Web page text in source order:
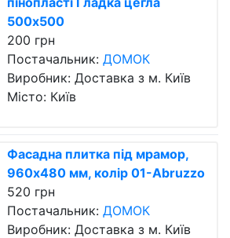
500х500
200 грн
Постачальник: ДОМОК
Виробник: Доставка з м. Київ
Місто: Київ
Фасадна плитка під мрамор,
960х480 мм, колір 01-Abruzzo
520 грн
Постачальник: ДОМОК
Виробник: Доставка з м. Київ